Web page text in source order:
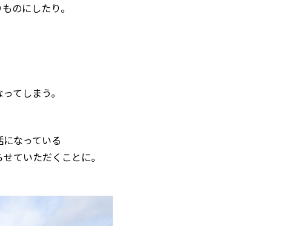
のにしたり。
てしまう。
なっている
ていただくことに。